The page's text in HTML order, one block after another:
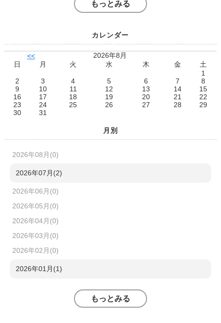
もっとみる
カレンダー
<<
2026年8月
日
月 火 水 木 金
土
1
2
3 4 5 6 7
8
9
10 11 12 13 14
15
16
17 18 19 20 21
22
23
24 25 26 27 28
29
30
31
月別
2026年08月(0)
2026年07月(2)
2026年06月(0)
2026年05月(0)
2026年04月(0)
2026年03月(0)
2026年02月(0)
2026年01月(1)
もっとみる